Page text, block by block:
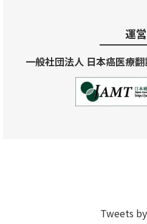
運営
一般社団法人 日本癌医療
Tweets